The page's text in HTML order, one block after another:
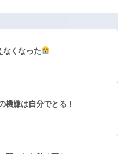
なくなった
機嫌は自分でとる！